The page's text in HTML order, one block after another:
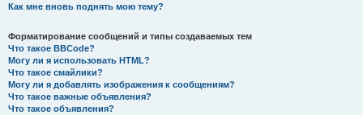
Как мне вновь поднять мою тему?
Форматирование сообщений и типы создаваемых тем
Что такое BBCode?
Могу ли я использовать HTML?
Что такое смайлики?
Могу ли я добавлять изображения к сообщениям?
Что такое важные объявления?
Что такое объявления?